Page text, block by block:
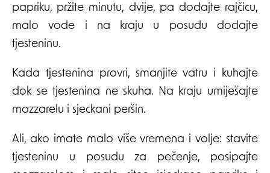
papriku, pržite minutu, dvije, pa dodajte rajčicu,
malo vode i na kraju u posudu dodajte
tjesteninu.
Kada tjestenina provri, smanjite vatru i kuhajte
dok se tjestenina ne skuha. Na kraju umiješajte
mozzarelu i sjeckani peršin.
Ali, ako imate malo više vremena i volje: stavite
tjesteninu u posudu za pečenje, posipajte